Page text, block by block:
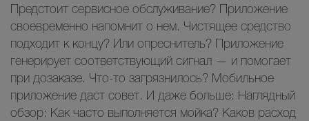
Предстоит сервисное обслуживание? Приложение
своевременно напомнит о нем. Чистящее средство
подходит к концу? Или опреснитель? Приложение
генерирует соответствующий сигнал — и помогает
при дозаказе. Что-то загрязнилось? Мобильное
приложение даст совет. И даже больше: Наглядный
обзор: Как часто выполняется мойка? Каков расход